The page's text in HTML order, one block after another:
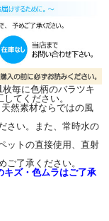
毎に色柄のバラツキ
てください。
然素材ならではの風
さい。また、常時水の
ットの直接使用、直射
了承ください。
キズ・色ムラはご了承